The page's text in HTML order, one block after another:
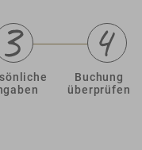
Buchung
überprüfen